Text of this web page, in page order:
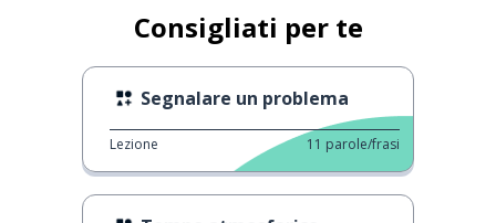
Consigliati per te
Segnalare un problema
Lezione 11 parole/frasi